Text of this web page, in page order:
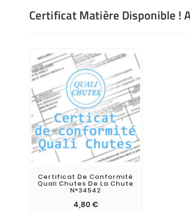
Certificat Matière Disponible !
Certificat De Conformité
Quali Chutes De La Chute
N°34542
4,80 €